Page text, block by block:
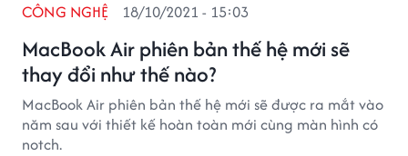
MacBook Air phiên bản thế hệ mới sẽ
thay đổi như thế nào?
CÔNG NGHỆ 18/10/2021 - 15:03
MacBook Air phiên bản thế hệ mới sẽ được ra mắt vào
năm sau với thiết kế hoàn toàn mới cùng màn hình có
notch.